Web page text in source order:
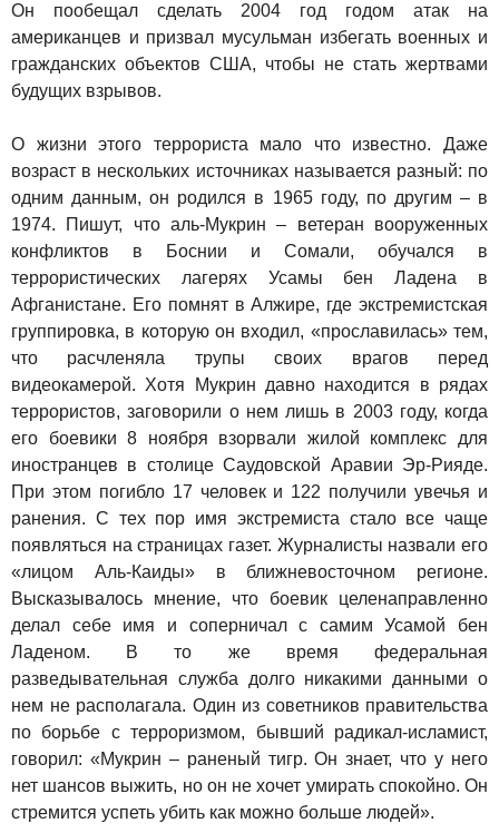
Он пообещал сделать 2004 год годом атак на
американцев и призвал мусульман избегать военных и
гражданских объектов США, чтобы не стать жертвами
будущих взрывов.
О жизни этого террориста мало что известно. Даже
возраст в нескольких источниках называется разный: по
одним данным, он родился в 1965 году, по другим – в
1974. Пишут, что аль-Мукрин – ветеран вооруженных
конфликтов в Боснии и Сомали, обучался в
террористических лагерях Усамы бен Ладена в
Афганистане. Его помнят в Алжире, где экстремистская
группировка, в которую он входил, «прославилась» тем,
что расчленяла трупы своих врагов перед
видеокамерой. Хотя Мукрин давно находится в рядах
террористов, заговорили о нем лишь в 2003 году, когда
его боевики 8 ноября взорвали жилой комплекс для
иностранцев в столице Саудовской Аравии Эр-Рияде.
При этом погибло 17 человек и 122 получили увечья и
ранения. С тех пор имя экстремиста стало все чаще
появляться на страницах газет. Журналисты назвали его
«лицом Аль-Каиды» в ближневосточном регионе.
Высказывалось мнение, что боевик целенаправленно
делал себе имя и соперничал с самим Усамой бен
Ладеном. В то же время федеральная
разведывательная служба долго никакими данными о
нем не располагала. Один из советников правительства
по борьбе с терроризмом, бывший радикал-исламист,
говорил: «Мукрин – раненый тигр. Он знает, что у него
нет шансов выжить, но он не хочет умирать спокойно. Он
стремится успеть убить как можно больше людей».